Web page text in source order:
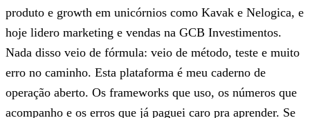
produto e growth em unicórnios como Kavak e Nelogica, e
hoje lidero marketing e vendas na GCB Investimentos.
Nada disso veio de fórmula: veio de método, teste e muito
erro no caminho. Esta plataforma é meu caderno de
operação aberto. Os frameworks que uso, os números que
acompanho e os erros que já paguei caro pra aprender. Se